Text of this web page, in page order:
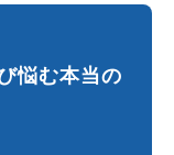
悩む本当の